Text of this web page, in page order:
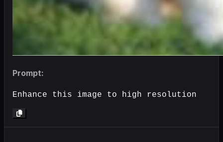
Prompt:
Enhance this image to high resolution